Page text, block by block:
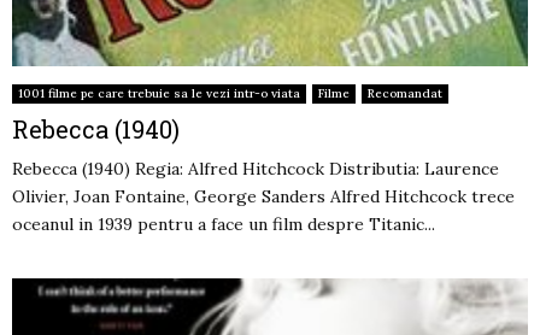
1001 filme pe care trebuie sa le vezi intr-o viata Filme Recomandat
Rebecca (1940)
Rebecca (1940) Regia: Alfred Hitchcock Distributia: Laurence
Olivier, Joan Fontaine, George Sanders Alfred Hitchcock trece
oceanul in 1939 pentru a face un film despre Titanic...